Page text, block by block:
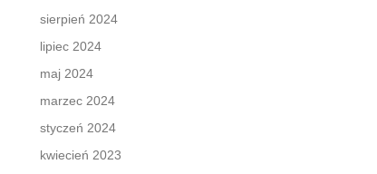
sierpień 2024
lipiec 2024
maj 2024
marzec 2024
styczeń 2024
kwiecień 2023